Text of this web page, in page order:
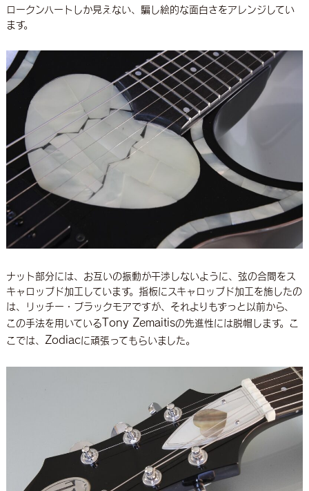
ロークンハートしか見えない、騙し絵的な面白さをアレンジしてい
ます。
ナット部分には、お互いの振動が干渉しないように、弦の合間をス
キャロップド加工しています。指板にスキャロップド加工を施したの
は、リッチー・ブラックモアですが、それよりもずっと以前から、
この手法を用いている
Tony Zemaitisの先進性には脱帽します。こ
こでは、 Zodiacに頑張ってもらいました。